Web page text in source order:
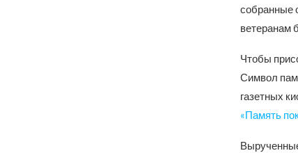
собранные
ветеранам
Чтобы
Символ
газетных
«Память